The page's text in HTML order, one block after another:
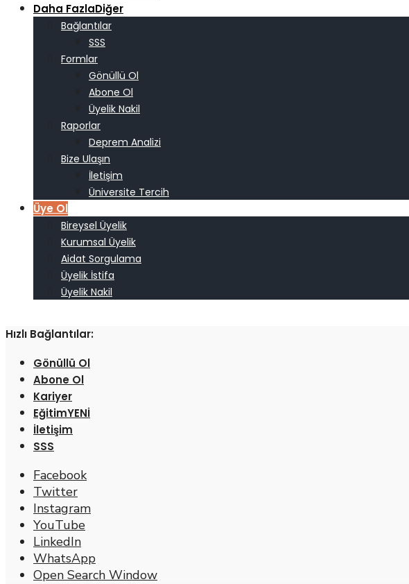
Daha FazlaDiğer
Bağlantılar
SSS
Formlar
Gönüllü Ol
Abone Ol
Üyelik Nakil
Raporlar
Deprem Analizi
Bize Ulaşın
İletişim
Üniversite Tercih
Üye Ol
Bireysel Üyelik
Kurumsal Üyelik
Aidat Sorgulama
Üyelik İstifa
Üyelik Nakil
Hızlı Bağlantılar:
Gönüllü Ol
Abone Ol
Kariyer
Eğitim
İletişim
SSS
Facebook
Twitter
Instagram
YouTube
LinkedIn
WhatsApp
Open Search Window